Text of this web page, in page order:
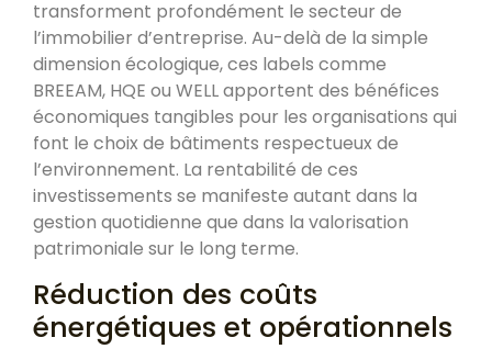
transforment profondément le secteur de
l’immobilier d’entreprise. Au-delà de la simple
dimension écologique, ces labels comme
BREEAM, HQE ou WELL apportent des bénéfices
économiques tangibles pour les organisations qui
font le choix de bâtiments respectueux de
l’environnement. La rentabilité de ces
investissements se manifeste autant dans la
gestion quotidienne que dans la valorisation
patrimoniale sur le long terme.
Réduction des coûts
énergétiques et opérationnels